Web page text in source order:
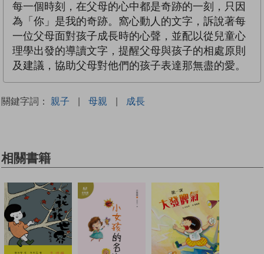
每一個時刻，在父母的心中都是奇跡的一刻，只因
為「你」是我的奇跡。窩心動人的文字，訴說著每
一位父母面對孩子成長時的心聲，並配以從兒童心
理學出發的導讀文字，提醒父母與孩子的相處原則
及建議，協助父母對他們的孩子表達那無盡的愛。
關鍵字詞： 親子 | 母親 | 成長
相關書籍